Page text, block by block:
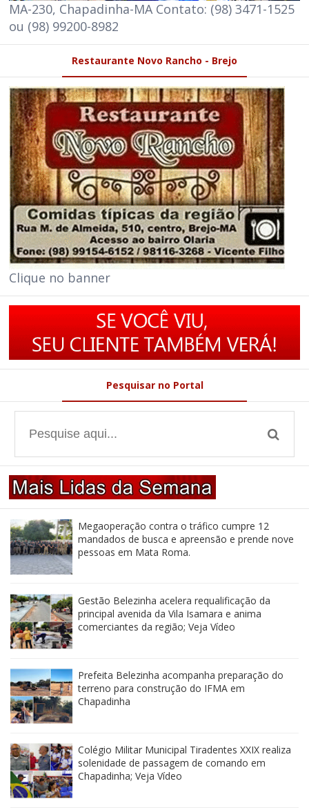
MA-230, Chapadinha-MA Contato: (98) 3471-1525
ou (98) 99200-8982
Restaurante Novo Rancho - Brejo
Clique no banner
Pesquisar no Portal
Megaoperação contra o tráfico cumpre 12
mandados de busca e apreensão e prende nove
pessoas em Mata Roma.
Gestão Belezinha acelera requalificação da
principal avenida da Vila Isamara e anima
comerciantes da região; Veja Vídeo
Prefeita Belezinha acompanha preparação do
terreno para construção do IFMA em
Chapadinha
Colégio Militar Municipal Tiradentes XXIX realiza
solenidade de passagem de comando em
Chapadinha; Veja Vídeo